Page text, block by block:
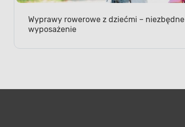
Wyprawy rowerowe z dziećmi – niezbędne
wyposażenie